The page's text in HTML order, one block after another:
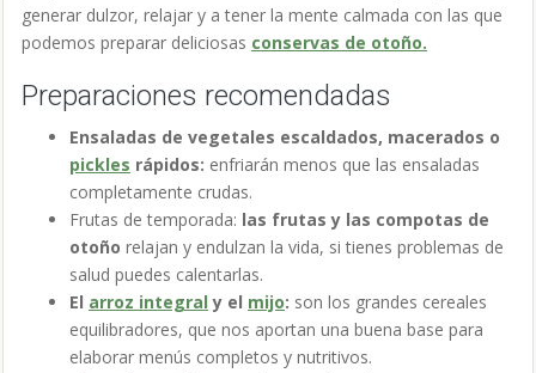
generar dulzor, relajar y a tener la mente calmada con las que
podemos preparar deliciosas conservas de otoño.
Preparaciones recomendadas
Ensaladas de vegetales escaldados, macerados o
pickles rápidos: enfriarán menos que las ensaladas
completamente crudas.
Frutas de temporada: las frutas y las compotas de
otoño relajan y endulzan la vida, si tienes problemas de
salud puedes calentarlas.
El arroz integral y el mijo: son los grandes cereales
equilibradores, que nos aportan una buena base para
elaborar menús completos y nutritivos.